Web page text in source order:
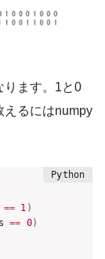
ります。1と0
えるにはnumpy
== 1 )
== 0)